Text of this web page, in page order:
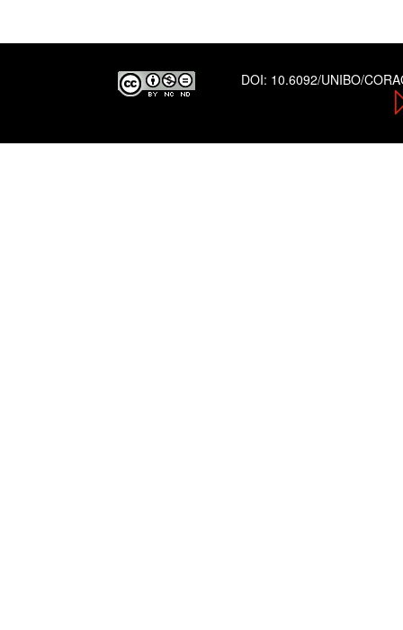
DOI: 10.6092/UNIBO/